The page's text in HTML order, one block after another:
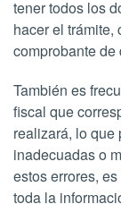
tener todos los
hacer el trámite,
comprobante
También es
fiscal que
realizará, lo
inadecuadas o
estos errores,
toda la